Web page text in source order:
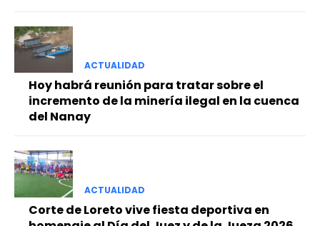
━ Planes
ACTUALIDAD
Hoy habrá reunión para tratar sobre el
incremento de la minería ilegal en la cuenca
del Nanay
ACTUALIDAD
Corte de Loreto vive fiesta deportiva en